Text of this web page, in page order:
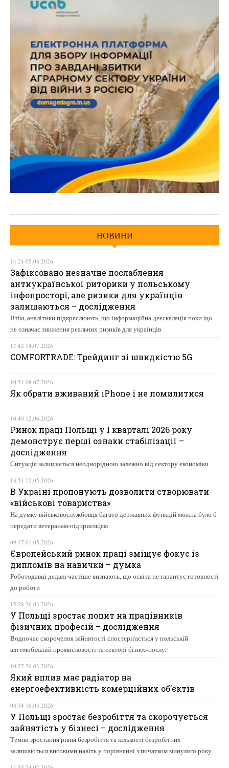
НОВИНИ
14:24 05.08.2026
Зафіксовано незначне послаблення
антиукраїнської риторики у польському
інфопросторі, але ризики для українців
залишаються – дослідження
Втім, аналітики підкреслюють, що інформаційна деескалація поки що
не означає зниження реальних ризиків для українців
17:42 14.07.2026
COMFORTRADE: Трейдинг зі швидкістю 5G
10:51 08.07.2026
Як обрати вживаний iPhone і не помилитися
10:40 12.06.2026
Ринок праці Польщі у І кварталі 2026 року
демонструє перші ознаки стабілізації –
дослідження
Ситуація залишається неоднорідною залежно від сектору економіки
18:51 12.05.2026
В Україні пропонують дозволити створювати
«військові товариства»
На думку військовослужбовця багато державних функцій можна було б
передати ветеранам-підприємцям
09:17 01.05.2026
Європейський ринок праці зміщує фокус із
дипломів на навички – думка
Роботодавці дедалі частіше визнають, що освіта не гарантує готовності
до роботи
15:28 26.03.2026
У Польщі зростає попит на працівників
фізичних професій – дослідження
Водночас скорочення зайнятості спостерігається у польській
автомобільній промисловості та секторі бізнес-послуг
10:27 26.03.2026
Який вплив має радіатор на
енергоефективність комерційних об’єктів
08:34 16.03.2026
У Польщі зростає безробіття та скорочується
зайнятість у бізнесі – дослідження
Темпи зростання рівня безробіття та кількості безробітних
залишаються високими навіть у порівнянні з початком минулого року